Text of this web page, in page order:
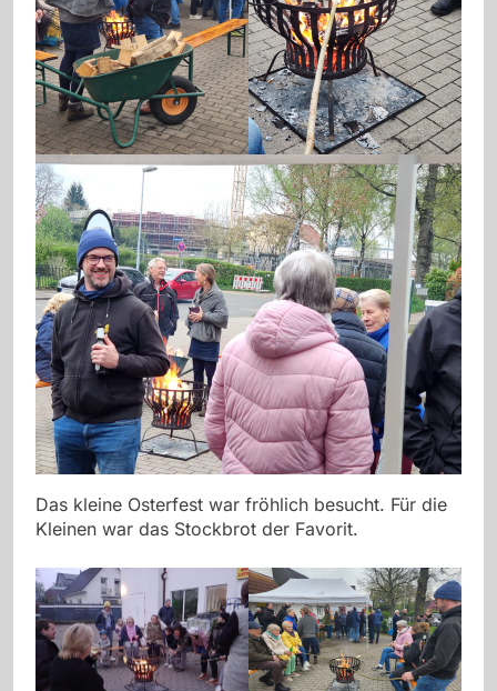
Das kleine Osterfest war fröhlich besucht. Für die
Kleinen war das Stockbrot der Favorit.